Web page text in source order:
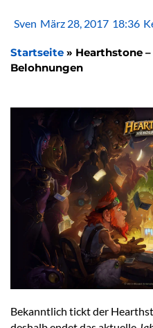
Sven März 28, 2017 18:36
Startseite » Hearthstone
Belohnungen
Bekanntlich tickt der